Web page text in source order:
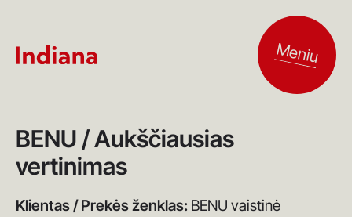
Meniu
BENU / Aukščiausias
vertinimas
Klientas / Prekės ženklas: BENU vaistinė